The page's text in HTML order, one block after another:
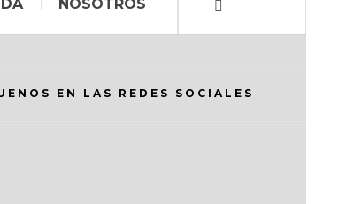
NOSOTROS
EN LAS REDES SOCIALES